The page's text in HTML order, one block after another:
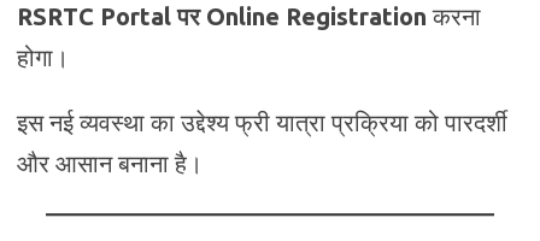
RSRTC Portal पर Online Registration करना
होगा।
इस नई व्यवस्था का उद्देश्य फ्री यात्रा प्रक्रिया को पारदर्शी
और आसान बनाना है।